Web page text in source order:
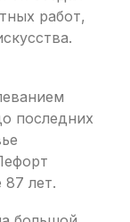
работ,
последних
87 лет.